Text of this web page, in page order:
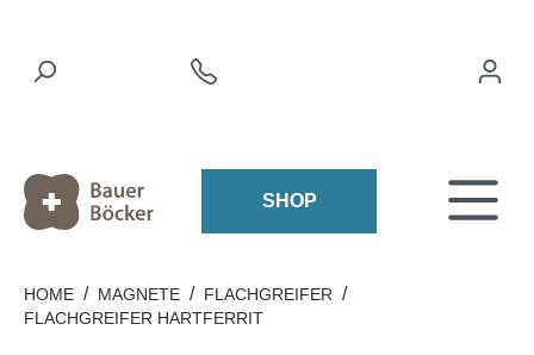
SHOP
HOME / MAGNETE / FLACHGREIFER /
FLACHGREIFER HARTFERRIT